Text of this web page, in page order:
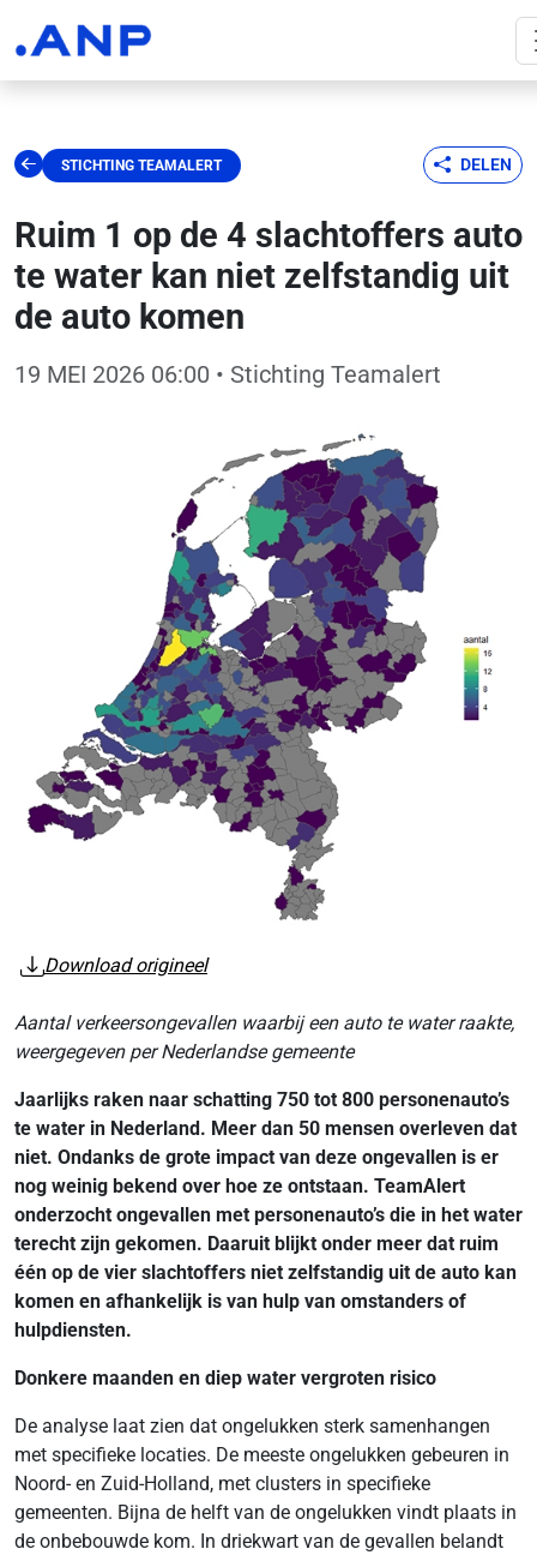
STICHTING TEAMALERT DELEN
Ruim 1 op de 4 slachtoffers auto
te water kan niet zelfstandig uit
de auto komen
19 MEI 2026 06:00 • Stichting Teamalert
Download origineel
Aantal verkeersongevallen waarbij een auto te water raakte,
weergegeven per Nederlandse gemeente
Jaarlijks raken naar schatting 750 tot 800 personenauto’s
te water in Nederland. Meer dan 50 mensen overleven dat
niet. Ondanks de grote impact van deze ongevallen is er
nog weinig bekend over hoe ze ontstaan. TeamAlert
onderzocht ongevallen met personenauto’s die in het water
terecht zijn gekomen. Daaruit blijkt onder meer dat ruim
één op de vier slachtoffers niet zelfstandig uit de auto kan
komen en afhankelijk is van hulp van omstanders of
hulpdiensten.
Donkere maanden en diep water vergroten risico
De analyse laat zien dat ongelukken sterk samenhangen
met specifieke locaties. De meeste ongelukken gebeuren in
Noord- en Zuid-Holland, met clusters in specifieke
gemeenten. Bijna de helft van de ongelukken vindt plaats in
de onbebouwde kom. In driekwart van de gevallen belandt